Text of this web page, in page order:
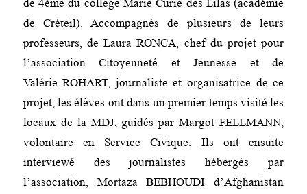
de 4ème du collège Marie Curie des Lilas (académie
de Créteil). Accompagnés de plusieurs de leurs
professeurs, de Laura RONCA, chef du projet pour
l’association Citoyenneté et Jeunesse et
de
Valérie ROHART, journaliste et organisatrice de ce
projet, les élèves ont dans un premier temps visité les
locaux de la MDJ, guidés par Margot FELLMANN,
volontaire en Service Civique. Ils ont ensuite
interviewé des journalistes hébergés par
l’association, Mortaza BEBHOUDI d’Afghanistan